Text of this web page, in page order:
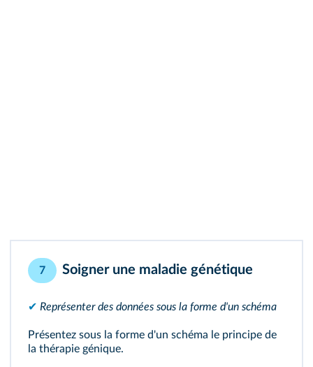
7 Soigner une maladie génétique
✔ Représenter des données sous la forme d'un schéma
Présentez sous la forme d'un schéma le principe de
la thérapie génique.